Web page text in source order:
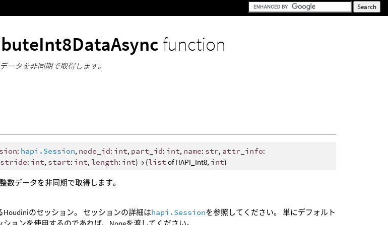
function
ータを非同期で取得します。
: hapi.Session, node_id: int, part_id: int, name: str, attr_info:
stride: int, start: int, length: int) → (list of HAPI_Int8, int)
数データを非同期で取得します。
Houdiniのセッション。 セッションの詳細はhapi.Sessionを参照してください。 単にデフォルト